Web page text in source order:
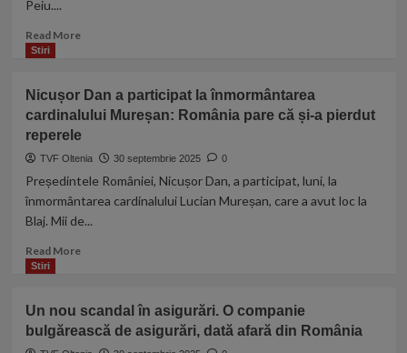
și
edil,
aflat
în
gratiilor,
nu
poate
justifica
respectivă
Peiu....
Read MoreRead
AUR,
avertisment
de
ultim
Fabricile
din
România
în
Stiri
Nicușor Dan a participat la înmormântarea
cardinalului Mureșan: România pare că și-a pierdut
reperele
TVF Oltenia 30 septembrie 2025 0
Președintele României, Nicușor Dan, a participat, luni, la
înmormântarea cardinalului Lucian Mureșan, care a avut loc la
Blaj. Mii de...
Read MoreRead
Dan
a
Stiri
Un nou scandal în asigurări. O companie
bulgărească de asigurări, dată afară din România